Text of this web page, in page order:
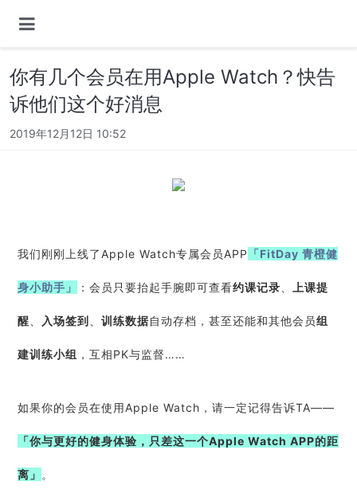
你有几个会员在用Apple Watch？快告
诉他们这个好消息
2019年12月12日 10:52
我们刚刚上线了Apple Watch专属会员APP 「FitDay 青橙健
身小助手」 ：会员只要抬起手腕即可查看约课记录 上课提
醒 入场签到 训练数据自动存档，甚至还能和其他会员组
建训练小组 ，互相PK与监督……
如果你的会员在使用Apple Watch，请一定记得告诉TA——
「你与更好的健身体验，只差这一个Apple Watch APP的距
离」 。